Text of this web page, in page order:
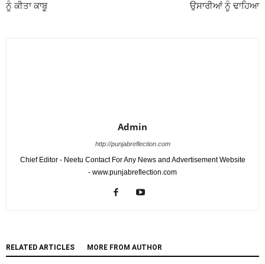
ਨੂੰ ਕੀਤਾ ਕਾਬੂ
ਉਸਾਰੀਆਂ ਨੂੰ ਢਾਹਿਆ
Admin
http://punjabreflection.com
Chief Editor - Neetu Contact For Any News and Advertisement Website
- www.punjabreflection.com
RELATED ARTICLES MORE FROM AUTHOR